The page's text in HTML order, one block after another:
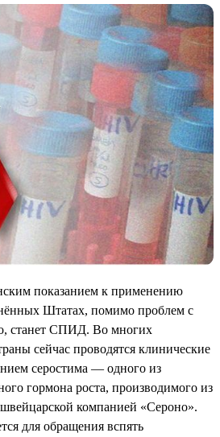
показанием к применению
Штатах, помимо проблем с
станет СПИД. Во многих
сейчас проводятся клинические
серостима — одного из
гормона роста, производимого из
компанией «Сероно».
для обращения вспять